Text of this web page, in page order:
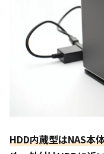
HDD内蔵型はNAS本